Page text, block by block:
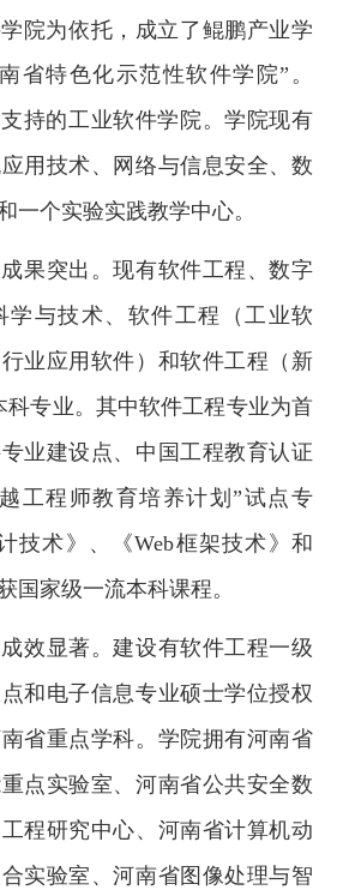
院为依托，成立了鲲鹏产业学
省特色化示范性软件学院”。
持的工业软件学院。学院现有
用技术、网络与信息安全、数
一个实验实践教学中心。
果突出。现有软件工程、数字
学与技术、软件工程（工业软
业应用软件）和软件工程（新
科专业。其中软件工程专业为首
业建设点、中国工程教育认证
工程师教育培养计划”试点专
技术》、《Web框架技术》和
国家级一流本科课程。
效显著。建设有软件工程一级
和电子信息专业硕士学位授权
省重点学科。学院拥有河南省
点实验室、河南省公共安全数
程研究中心、河南省计算机动
实验室、河南省图像处理与智